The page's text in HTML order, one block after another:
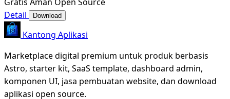
Detail
Download
Kantong Aplikasi
Marketplace digital premium untuk produk berbasis
Astro, starter kit, SaaS template, dashboard admin,
komponen UI, jasa pembuatan website, dan download
aplikasi open source.